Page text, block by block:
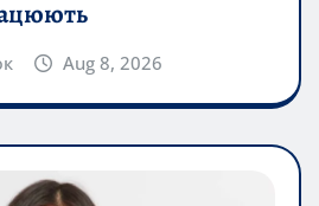
Aug 8, 2026